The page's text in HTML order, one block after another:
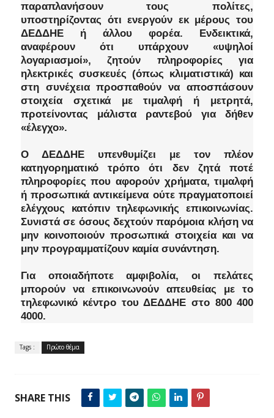
παραπλανήσουν τους πολίτες,
υποστηρίζοντας ότι ενεργούν εκ μέρους του
ΔΕΔΔΗΕ ή άλλου φορέα. Ενδεικτικά,
αναφέρουν ότι υπάρχουν «υψηλοί
λογαριασμοί», ζητούν πληροφορίες για
ηλεκτρικές συσκευές (όπως κλιματιστικά) και
στη συνέχεια προσπαθούν να αποσπάσουν
στοιχεία σχετικά με τιμαλφή ή μετρητά,
προτείνοντας μάλιστα ραντεβού για δήθεν
«έλεγχο».
Ο ΔΕΔΔΗΕ υπενθυμίζει με τον πλέον
κατηγορηματικό τρόπο ότι δεν ζητά ποτέ
πληροφορίες που αφορούν χρήματα, τιμαλφή
ή προσωπικά αντικείμενα ούτε πραγματοποιεί
ελέγχους κατόπιν τηλεφωνικής επικοινωνίας.
Συνιστά σε όσους δεχτούν παρόμοια κλήση να
μην κοινοποιούν προσωπικά στοιχεία και να
μην προγραμματίζουν καμία συνάντηση.
Για οποιαδήποτε αμφιβολία, οι πελάτες
μπορούν να επικοινωνούν απευθείας με το
τηλεφωνικό κέντρο του ΔΕΔΔΗΕ στο 800 400
4000.
Tags : Πρώτο θέμα
SHARE THIS